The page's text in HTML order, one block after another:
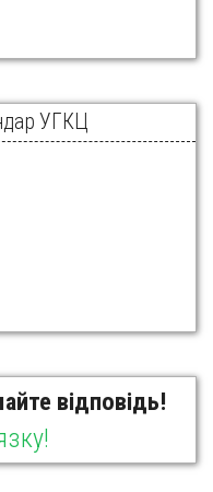
УГКЦ
відповідь!